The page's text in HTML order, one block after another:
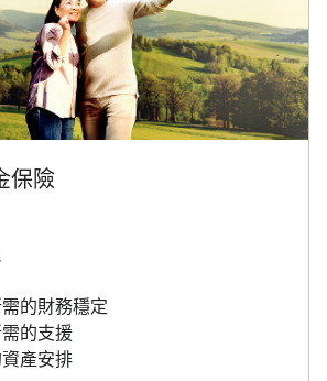
保險
的財務穩定
的支援
產安排